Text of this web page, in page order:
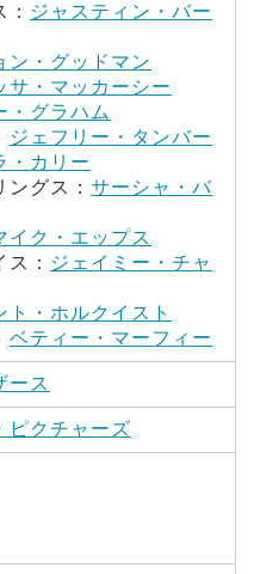
ジャスティン・バー
ン・グッドマン
サ・マッカーシー
・グラハム
ジェフリー・タンバー
・カリー
ングス： サーシャ・バ
イク・エップス
： ジェイミー・チャ
ト・ホルクイスト
ベティー・マーフィー
ース
ピクチャーズ